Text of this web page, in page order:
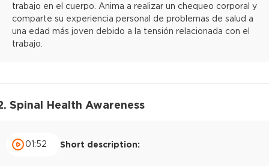
trabajo en el cuerpo. Anima a realizar un chequeo corporal y
comparte su experiencia personal de problemas de salud a
una edad más joven debido a la tensión relacionada con el
trabajo.
Spinal Health Awareness
01:52 Short description: